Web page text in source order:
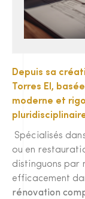
Depuis sa
Torres EI,
moderne et
Spécialisés
ou en
distinguons par
efficacement
rénovation